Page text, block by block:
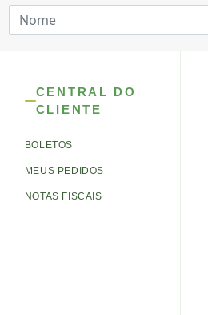
CENTRAL DO
CLIENTE
BOLETOS
MEUS PEDIDOS
NOTAS FISCAIS